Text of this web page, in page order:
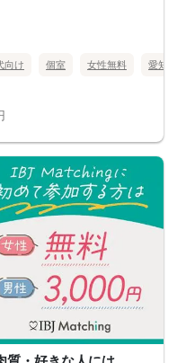
向け 個室 女性無料 愛知県